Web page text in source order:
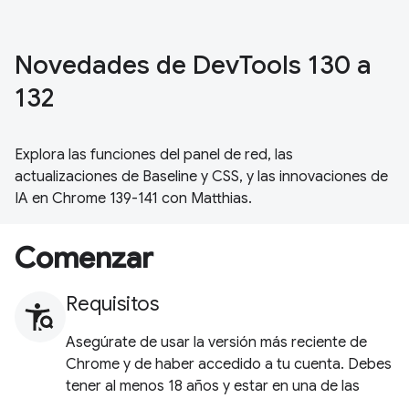
Novedades de DevTools 130 a
132
Explora las funciones del panel de red, las
actualizaciones de Baseline y CSS, y las innovaciones de
IA en Chrome 139-141 con Matthias.
Comenzar
Requisitos
Asegúrate de usar la versión más reciente de
Chrome y de haber accedido a tu cuenta. Debes
tener al menos 18 años y estar en una de las